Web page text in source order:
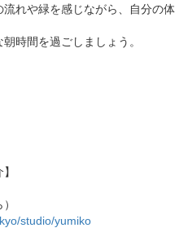
れや緑を感じながら、自分の体
時間を過ごしましょう。
studio/yumiko